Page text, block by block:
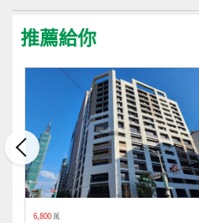
推薦給你
6,800萬